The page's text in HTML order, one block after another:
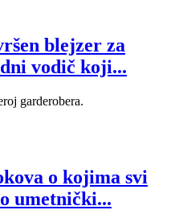
blejzer za
vodič koji...
garderobera.
o kojima svi
umetnički...